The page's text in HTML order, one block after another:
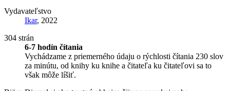
Vydavateľstvo
Ikar, 2022
304 strán
6-7 hodín čítania
Vychádzame z priemerného údaju o rýchlosti čítania 230 slov
za minútu, od knihy ku knihe a čitateľa ku čitateľovi sa to
však môže líšiť.